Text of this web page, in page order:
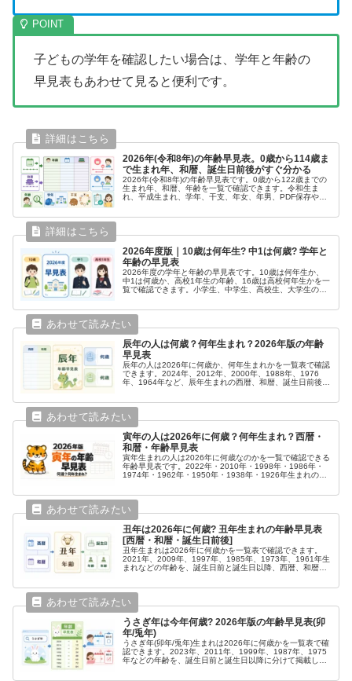
子どもの学年を確認したい場合は、学年と年齢の
早見表もあわせて見ると便利です。
2026年(令和8年)の年齢早見表。0歳から114歳ま
で生まれ年、和暦、誕生日前後がすぐ分かる
2026年(令和8年)の年齢早見表です。0歳から122歳までの
生まれ年、和暦、年齢を一覧で確認できます。令和生ま
れ、平成生まれ、学年、干支、年女、年男、PDF保存や印
2026年度版｜10歳は何年生? 中1は何歳? 学年と
年齢の早見表
2026年度の学年と年齢の早見表です。10歳は何年生か、
中1は何歳か、高校1年生の年齢、16歳は高校何年生かを一
覧で確認できます。小学生、中学生、高校生、大学生の生
辰年の人は何歳？何年生まれ？2026年版の年齢
早見表
辰年の人は2026年に何歳か、何年生まれかを一覧表で確認
できます。2024年、2012年、2000年、1988年、1976
年、1964年など、辰年生まれの西暦、和暦、誕生日前後の
寅年の人は2026年に何歳？何年生まれ？西暦・
和暦・年齢早見表
寅年生まれの人は2026年に何歳なのかを一覧で確認できる
年齢早見表です。2022年・2010年・1998年・1986年・
1974年・1962年・1950年・1938年・1926年生まれの年
丑年は2026年に何歳? 丑年生まれの年齢早見表
[西暦・和暦・誕生日前後]
丑年生まれは2026年に何歳かを一覧表で確認できます。
2021年、2009年、1997年、1985年、1973年、1961年生
まれなどの年齢を、誕生日前と誕生日以降、西暦、和暦つ
うさぎ年は今年何歳? 2026年版の年齢早見表(卯
年/兎年)
うさぎ年(卯年/兎年)生まれは2026年に何歳かを一覧表で確
認できます。2023年、2011年、1999年、1987年、1975
年などの年齢を、誕生日前と誕生日以降に分けて掲載して